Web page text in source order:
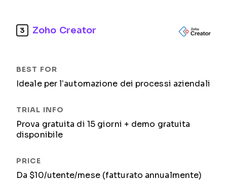
3 Zoho Creator
Ideale per l’automazione dei processi aziendali
Prova gratuita di 15 giorni + demo gratuita
disponibile
Da $10/utente/mese (fatturato annualmente)